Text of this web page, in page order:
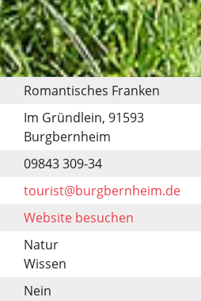
Romantisches Franken
Im Gründlein, 91593
Burgbernheim
09843 309-34
tourist@burgbernheim.de
Website besuchen
Natur
Wissen
Nein